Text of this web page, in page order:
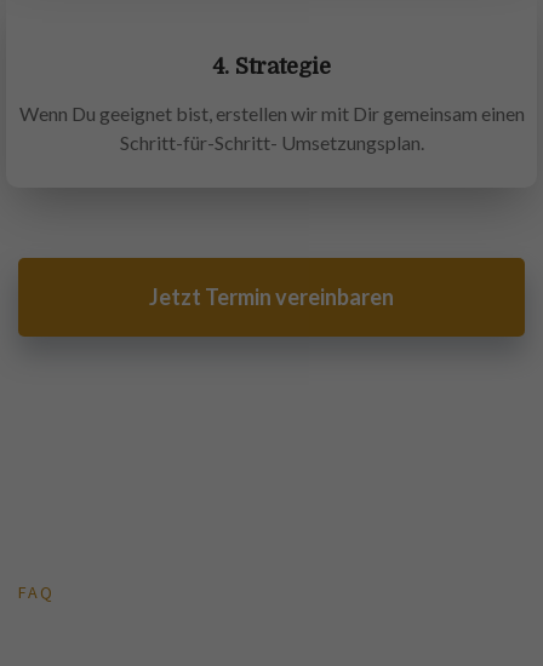
4. Strategie
Wenn Du geeignet bist, erstellen wir mit Dir gemeinsam einen
Schritt-für-Schritt- Umsetzungsplan.
Jetzt Termin vereinbaren
FAQ